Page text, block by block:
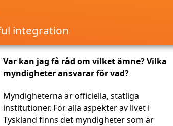
integration
Var kan jag få råd om vilket ämne? Vilka
myndigheter ansvarar för vad?
Myndigheterna är officiella, statliga
institutioner. För alla aspekter av livet i
Tyskland finns det myndigheter som är